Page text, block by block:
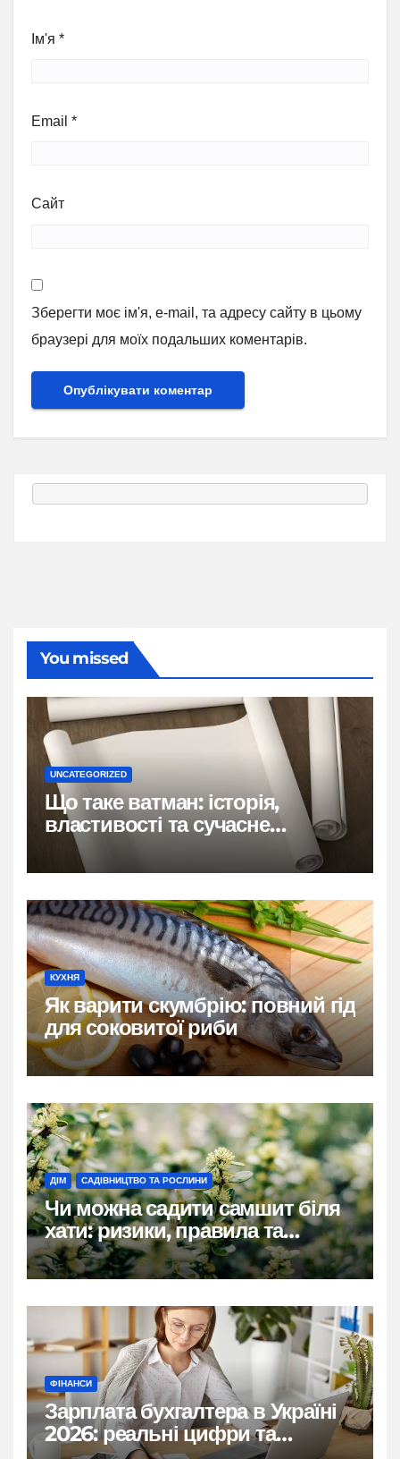
Ім'я *
Email *
Сайт
Зберегти моє ім'я, e-mail, та адресу сайту в цьому
браузері для моїх подальших коментарів.
You missed
UNCATEGORIZED
Що таке ватман: історія,
властивості та сучасне
застосування
КУХНЯ
Як варити скумбрію: повний гід
для соковитої риби
ДІМ САДІВНИЦТВО ТА РОСЛИНИ
Чи можна садити самшит біля
хати: ризики, правила та
практичні рішення
ФІНАНСИ
Зарплата бухгалтера в Україні
2026: реальні цифри та